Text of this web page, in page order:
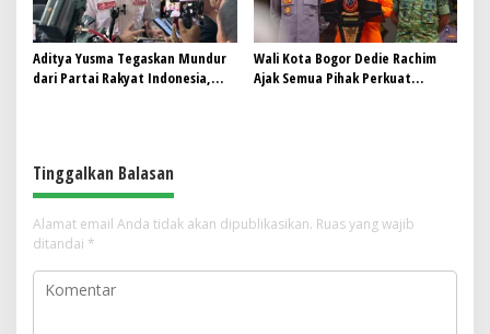
Aditya Yusma Tegaskan Mundur
dari Partai Rakyat Indonesia,
Wali Kota Bogor Dedie Rachim
Ajak Semua Pihak Perkuat
Tinggalkan Balasan
Alamat email Anda tidak akan dipublikasikan. Ruas yang wajib
ditandai *